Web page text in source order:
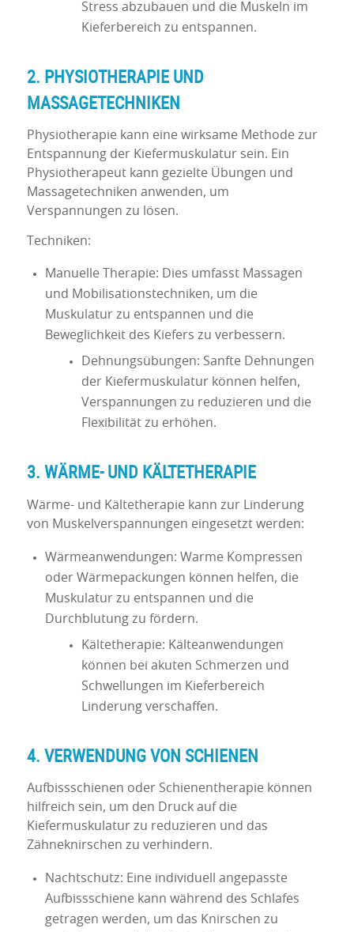
Stress abzubauen und die Muskeln im
Kieferbereich zu entspannen.
2. PHYSIOTHERAPIE UND
MASSAGETECHNIKEN
Physiotherapie kann eine wirksame Methode zur
Entspannung der Kiefermuskulatur sein. Ein
Physiotherapeut kann gezielte Übungen und
Massagetechniken anwenden, um
Verspannungen zu lösen.
Techniken:
Manuelle Therapie: Dies umfasst Massagen
und Mobilisationstechniken, um die
Muskulatur zu entspannen und die
Beweglichkeit des Kiefers zu verbessern.
Dehnungsübungen: Sanfte Dehnungen
der Kiefermuskulatur können helfen,
Verspannungen zu reduzieren und die
Flexibilität zu erhöhen.
3. WÄRME- UND KÄLTETHERAPIE
Wärme- und Kältetherapie kann zur Linderung
von Muskelverspannungen eingesetzt werden:
Wärmeanwendungen: Warme Kompressen
oder Wärmepackungen können helfen, die
Muskulatur zu entspannen und die
Durchblutung zu fördern.
Kältetherapie: Kälteanwendungen
können bei akuten Schmerzen und
Schwellungen im Kieferbereich
Linderung verschaffen.
4. VERWENDUNG VON SCHIENEN
Aufbissschienen oder Schienentherapie können
hilfreich sein, um den Druck auf die
Kiefermuskulatur zu reduzieren und das
Zähneknirschen zu verhindern.
Nachtschutz: Eine individuell angepasste
Aufbissschiene kann während des Schlafes
getragen werden, um das Knirschen zu